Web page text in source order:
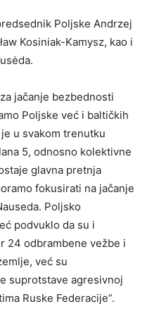
Poljske Andrzej
Kosiniak-Kamysz, kao i
jačanje bezbednosti
Poljske već i baltičkih
je u svakom trenutku
5, odnosno kolektivne
glavna pretnja
fokusirati na jačanje
Poljsko
podvuklo da su i
24 odbrambene vežbe i
već su
suprotstave agresivnoj
Ruske Federacije“.